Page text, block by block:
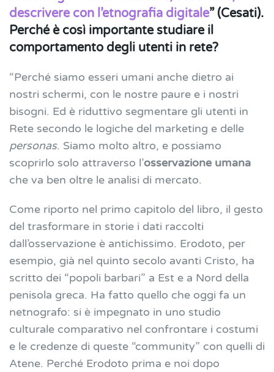
descrivere con l’etnografia digitale” (Cesati).
Perché è così importante studiare il
comportamento degli utenti in rete?
“Perché siamo esseri umani anche dietro ai
nostri schermi, con le nostre paure e i nostri
bisogni. Ed è riduttivo segmentare gli utenti in
Rete secondo le logiche del marketing e delle
personas. Siamo molto altro, e possiamo
scoprirlo solo attraverso l’osservazione umana
che va ben oltre le analisi di mercato.
Come riporto nel primo capitolo del libro, il gesto
del trasformare in storie i dati raccolti
dall’osservazione è antichissimo. Erodoto, per
esempio, già nel quinto secolo avanti Cristo, ha
scritto dei “popoli barbari” a Est e a Nord della
penisola greca. Ha fatto quello che oggi fa un
netnografo: si è impegnato in uno studio
culturale comparativo nel confrontare i costumi
e le credenze di queste “community” con quelli di
Atene. Perché Erodoto prima e noi dopo